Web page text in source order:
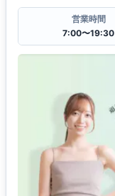
営業時間
7:00〜19:30